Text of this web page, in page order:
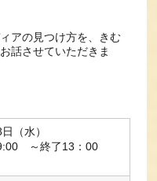
アの見つけ方を、きむ
話させていただきま
（水）
～終了13：00